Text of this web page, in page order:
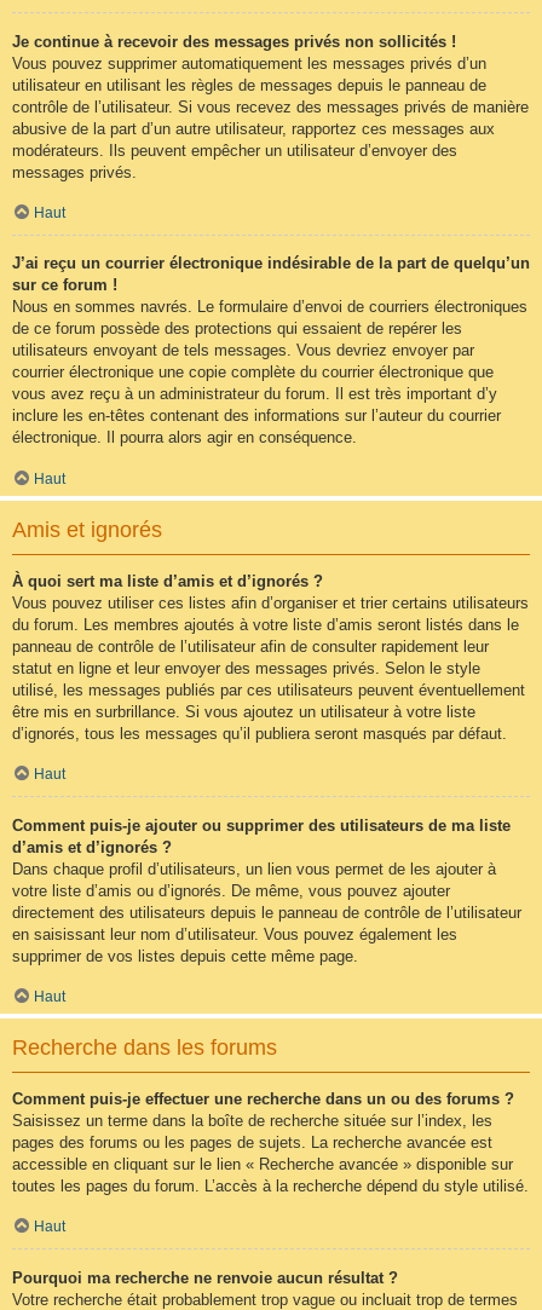
Je continue à recevoir des messages privés non sollicités !
Vous pouvez supprimer automatiquement les messages privés d’un
utilisateur en utilisant les règles de messages depuis le panneau de
contrôle de l’utilisateur. Si vous recevez des messages privés de manière
abusive de la part d’un autre utilisateur, rapportez ces messages aux
modérateurs. Ils peuvent empêcher un utilisateur d’envoyer des
messages privés.
Haut
J’ai reçu un courrier électronique indésirable de la part de quelqu’un
sur ce forum !
Nous en sommes navrés. Le formulaire d’envoi de courriers électroniques
de ce forum possède des protections qui essaient de repérer les
utilisateurs envoyant de tels messages. Vous devriez envoyer par
courrier électronique une copie complète du courrier électronique que
vous avez reçu à un administrateur du forum. Il est très important d’y
inclure les en-têtes contenant des informations sur l’auteur du courrier
électronique. Il pourra alors agir en conséquence.
Haut
Amis et ignorés
À quoi sert ma liste d’amis et d’ignorés ?
Vous pouvez utiliser ces listes afin d’organiser et trier certains utilisateurs
du forum. Les membres ajoutés à votre liste d’amis seront listés dans le
panneau de contrôle de l’utilisateur afin de consulter rapidement leur
statut en ligne et leur envoyer des messages privés. Selon le style
utilisé, les messages publiés par ces utilisateurs peuvent éventuellement
être mis en surbrillance. Si vous ajoutez un utilisateur à votre liste
d’ignorés, tous les messages qu’il publiera seront masqués par défaut.
Haut
Comment puis-je ajouter ou supprimer des utilisateurs de ma liste
d’amis et d’ignorés ?
Dans chaque profil d’utilisateurs, un lien vous permet de les ajouter à
votre liste d’amis ou d’ignorés. De même, vous pouvez ajouter
directement des utilisateurs depuis le panneau de contrôle de l’utilisateur
en saisissant leur nom d’utilisateur. Vous pouvez également les
supprimer de vos listes depuis cette même page.
Haut
Recherche dans les forums
Comment puis-je effectuer une recherche dans un ou des forums ?
Saisissez un terme dans la boîte de recherche située sur l’index, les
pages des forums ou les pages de sujets. La recherche avancée est
accessible en cliquant sur le lien « Recherche avancée » disponible sur
toutes les pages du forum. L’accès à la recherche dépend du style utilisé.
Haut
Pourquoi ma recherche ne renvoie aucun résultat ?
Votre recherche était probablement trop vague ou incluait trop de termes